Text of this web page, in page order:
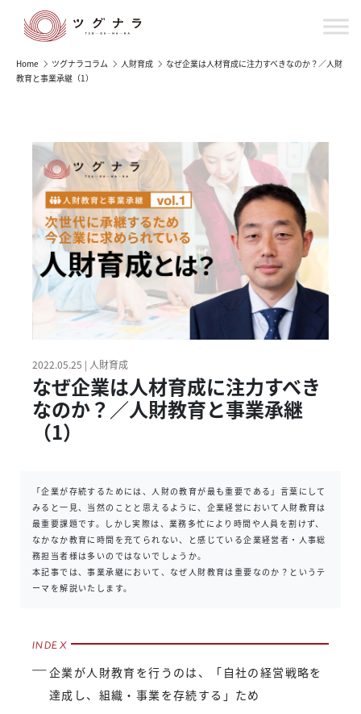
Home ツグナラコラム 人財育成
なぜ企業は人材育成に注力すべきなのか？／人財
教育と事業承継（1）
2022.05.25 | 人財育成
なぜ企業は人材育成に注力すべき
なのか？／人財教育と事業承継
（1）
「企業が存続するためには、人財の教育が最も重要である」言葉にして
みると一見、当然のことと思えるように、企業経営において人財教育は
最重要課題です。しかし実際は、業務多忙により時間や人員を割けず、
なかなか教育に時間を充てられない、と感じている企業経営者・人事総
務担当者様は多いのではないでしょうか。
本記事では、事業承継において、なぜ人財教育は重要なのか？というテ
ーマを解説いたします。
企業が人財教育を行うのは、「自社の経営戦略を
達成し、組織・事業を存続する」ため